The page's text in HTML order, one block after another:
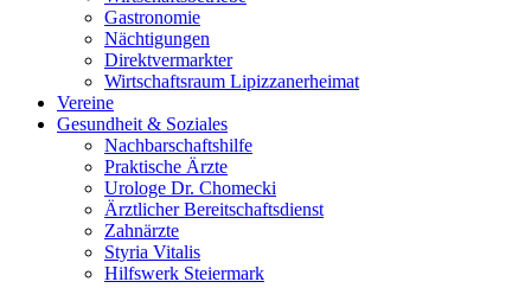
Gastronomie
Nächtigungen
Direktvermarkter
Wirtschaftsraum Lipizzanerheimat
Vereine
Gesundheit & Soziales
Nachbarschaftshilfe
Praktische Ärzte
Urologe Dr. Chomecki
Ärztlicher Bereitschaftsdienst
Zahnärzte
Styria Vitalis
Hilfswerk Steiermark